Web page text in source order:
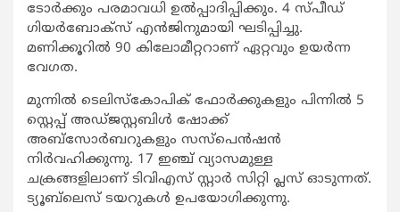
ടോര്‍ക്കും പരമാവധി ഉല്‍പ്പാദിപ്പിക്കും. 4 സ്പീഡ്
ഗിയര്‍ബോക്‌സ് എന്‍ജിനുമായി ഘടിപ്പിച്ചു.
മണിക്കൂറില്‍ 90 കിലോമീറ്ററാണ് ഏറ്റവും ഉയര്‍ന്ന
വേഗത.
മുന്നില്‍ ടെലിസ്‌കോപിക് ഫോര്‍ക്കുകളും പിന്നില്‍ 5
സ്റ്റെപ്പ് അഡ്ജസ്റ്റബിള്‍ ഷോക്ക്
അബ്‌സോര്‍ബറുകളും സസ്‌പെന്‍ഷന്‍
നിര്‍വഹിക്കുന്നു. 17 ഇഞ്ച് വ്യാസമുള്ള
ചക്രങ്ങളിലാണ് ടിവിഎസ് സ്റ്റാര്‍ സിറ്റി പ്ലസ് ഓടുന്നത്.
ട്യൂബ്‌ലെസ് ടയറുകള്‍ ഉപയോഗിക്കുന്നു.